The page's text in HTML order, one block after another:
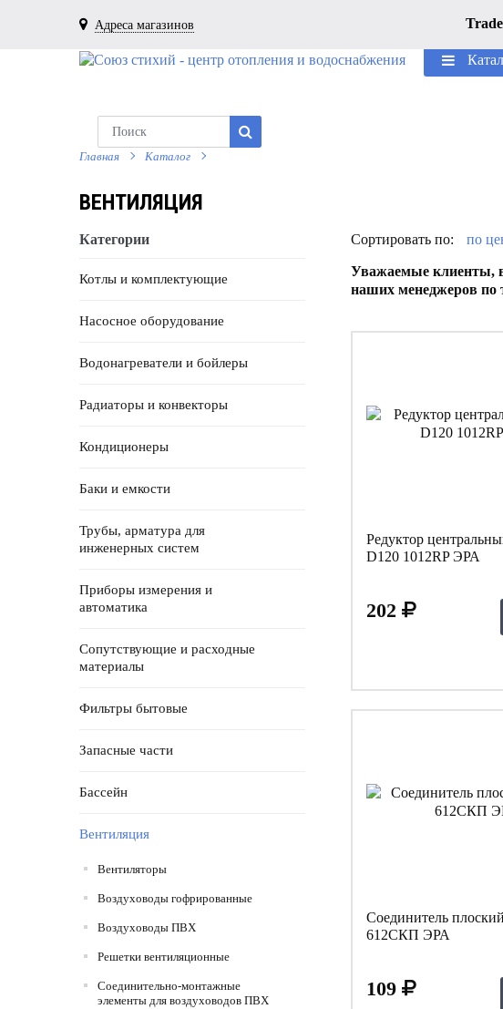
Адреса магазинов
Главная Каталог
ВЕНТИЛЯЦИЯ
Категории
Котлы и комплектующие
Насосное оборудование
Водонагреватели и бойлеры
Радиаторы и конвекторы
Кондиционеры
Баки и емкости
Трубы, арматура для
инженерных систем
Приборы измерения и
автоматика
Сопутствующие и расходные
материалы
Фильтры бытовые
Запасные части
Бассейн
Вентиляция
Вентиляторы
Воздуховоды гофрированные
Воздуховоды ПВХ
Решетки вентиляционные
Соединительно-монтажные
элементы для воздуховодов ПВХ
Сортировать по: по
Уважаемые клиенты, в
наших менеджеров по
Редуктор
D120 1012RP ЭРА
202
Соединитель
612СКП ЭРА
109